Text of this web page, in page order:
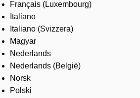
Français (Luxembourg)
Italiano
Italiano (Svizzera)
Magyar
Nederlands
Nederlands (België)
Norsk
Polski